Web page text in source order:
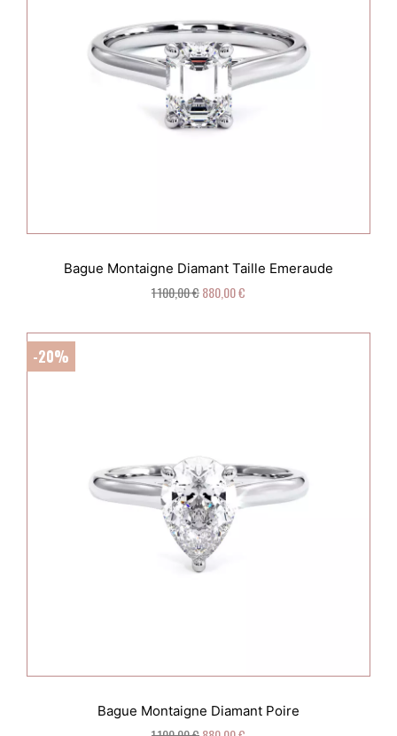
Bague Montaigne Diamant Taille Emeraude
1 100,00 €880,00 €
Bague Montaigne Diamant Poire
-20%